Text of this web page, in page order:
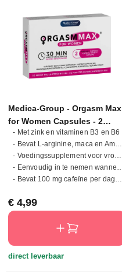
Medica-Group - Orgasm Max
for Women Capsules - 2
Capsules
- Met zink en vitaminen B3 en B6
- Bevat L-arginine, maca en Amerikaanse ginseng
- Voedingssupplement voor vrouwen in capsulevorm
- Eenvoudig in te nemen wanneer gewenst
- Bevat 100 mg cafeïne per dagelijkse dosering
Normale prijs:
€ 4,99
direct leverbaar